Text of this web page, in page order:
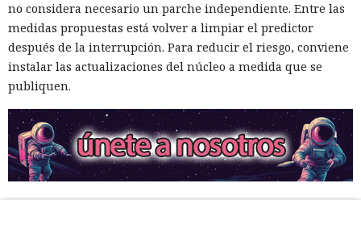
no considera necesario un parche independiente. Entre las
medidas propuestas está volver a limpiar el predictor
después de la interrupción. Para reducir el riesgo, conviene
instalar las actualizaciones del núcleo a medida que se
publiquen.